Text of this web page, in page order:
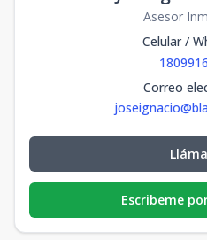
Asesor
Celular /
Correo
Escribeme